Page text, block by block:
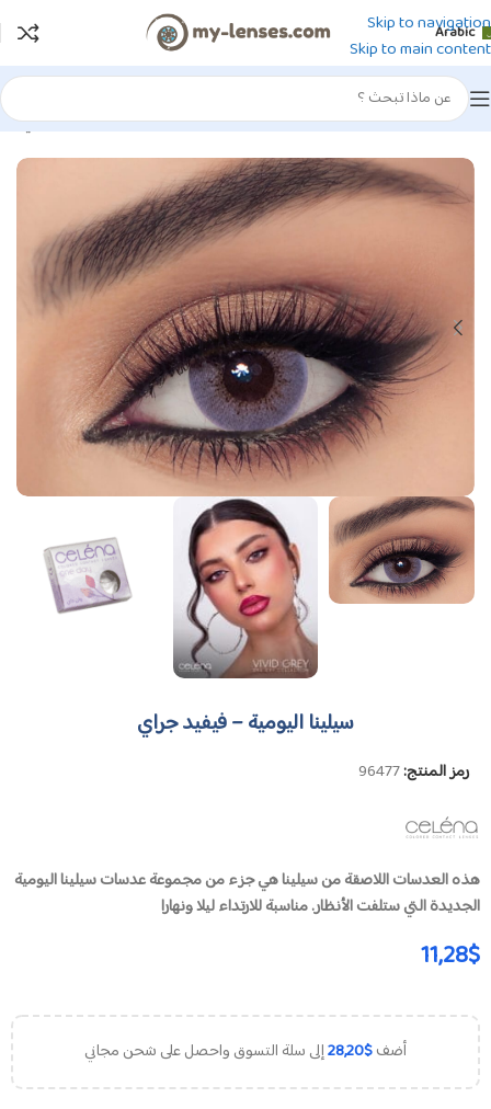
Skip to navigation
Skip to main content
Arabic
الرئيسية/عدسات لاصقة ملونة/عدسات سيلينا الملونة/عدسات سيلينا - يومي
سيلينا اليومية – فيفيد جراي
رمز المنتج:96477
هذه العدسات اللاصقة من سيلينا هي جزء من مجموعة عدسات سيلينا اليومية
الجديدة التي ستلفت الأنظار. مناسبة للارتداء ليلا ونهارا
11,28$
أضف 28,20$ إلى سلة التسوق واحصل على شحن مجاني